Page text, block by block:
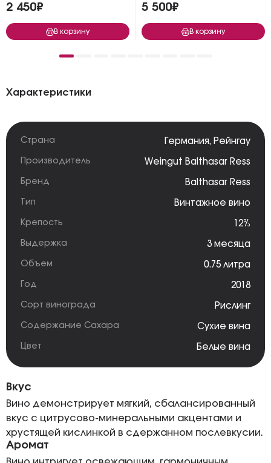
2 450₽
В корзину
5 500₽
В корзину
Характеристики
Страна Германия, Рейнгау
Производитель Weingut Balthasar Ress
Бренд Balthasar Ress
Тип Винтажное вино
Крепость 12%
Выдержка 3 месяца
Объем 0.75 литра
Год 2018
Сорт винограда Рислинг
Содержание Сахара Сухие вина
Цвет Белые вина
Вкус
Вино демонстрирует мягкий, сбалансированный
вкус с цитрусово-минеральными акцентами и
хрустящей кислинкой в сдержанном послевкусии.
Аромат